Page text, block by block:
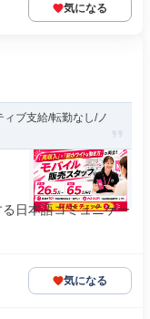
気になる
ィブ支給/転勤なし/ノ
日本語コミュニケー
気になる